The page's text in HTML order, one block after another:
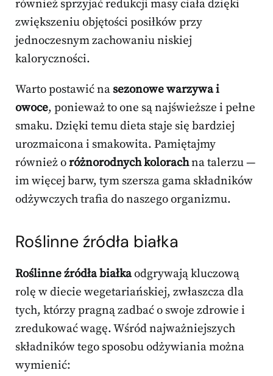
również sprzyjać redukcji masy ciała dzięki
zwiększeniu objętości posiłków przy
jednoczesnym zachowaniu niskiej
kaloryczności.
Warto postawić na sezonowe warzywa i
owoce, ponieważ to one są najświeższe i pełne
smaku. Dzięki temu dieta staje się bardziej
urozmaicona i smakowita. Pamiętajmy
również oróżnorodnych kolorachna talerzu —
im więcej barw, tym szersza gama składników
odżywczych trafia do naszego organizmu.
Roślinne źródła białka
Roślinne źródła białkaodgrywają kluczową
rolę w diecie wegetariańskiej, zwłaszcza dla
tych, którzy pragną zadbać o swoje zdrowie i
zredukować wagę. Wśród najważniejszych
składników tego sposobu odżywiania można
wymienić: